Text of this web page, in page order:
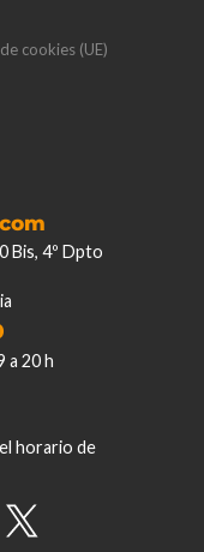
cookies (UE)
Bis, 4º Dpto
a 20 h
horario de